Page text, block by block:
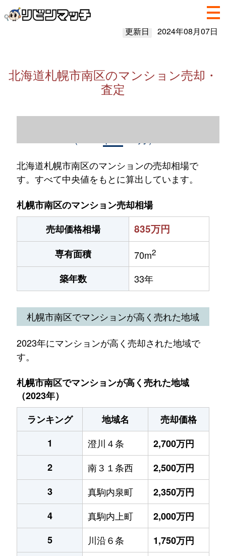
更新日 2024年08月07日
北海道札幌市南区のマンション売却・
査定
北海道札幌市南区のマンションの売却相場で
す。すべて中央値をもとに算出しています。
札幌市南区のマンション売却相場
売却価格相場
835万円
専有面積 70m2
築年数 33年
札幌市南区でマンションが高く売れた地域
2023年にマンションが高く売却された地域で
す。
札幌市南区でマンションが高く売れた地域
（2023年）
ランキング
地域名
売却価格
1
澄川４条
2,700万円
2
南３１条西
2,500万円
3
真駒内泉町
2,350万円
4
真駒内上町
2,000万円
5
川沿６条
1,750万円